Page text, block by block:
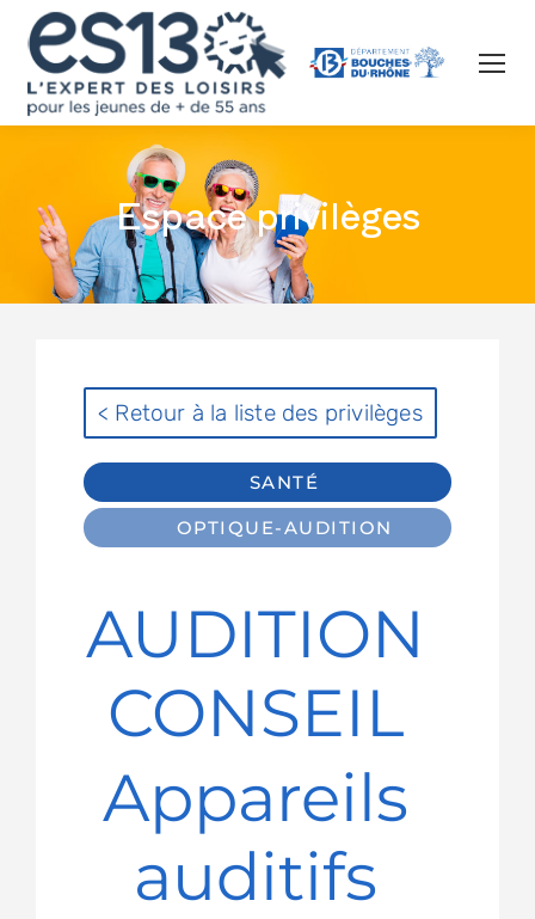
Espace privilèges
< Retour à la liste des privilèges
SANTÉ
OPTIQUE-AUDITION
AUDITION
CONSEIL
Appareils
auditifs